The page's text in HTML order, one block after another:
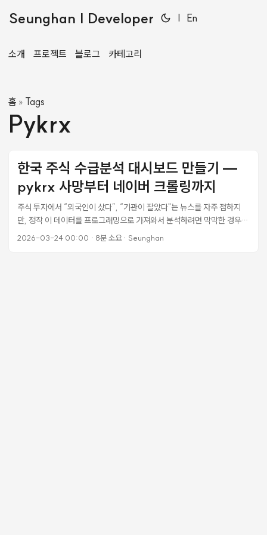
Seunghan | Developer | En
소개 프로젝트 블로그 카테고리
홈 » Tags
Pykrx
한국 주식 수급분석 대시보드 만들기 —
pykrx 사망부터 네이버 크롤링까지
주식 투자에서 “외국인이 샀다”, “기관이 팔았다"는 뉴스를 자주 접하지
만, 정작 이 데이터를 프로그래밍으로 가져와서 분석하려면 막막한 경우가
많다. 특히 한국 시장은 KRX가 투자자별 매매동향을 공개하고 있어 데이
2026-03-24 00:00 · 8분 소요· Seunghan